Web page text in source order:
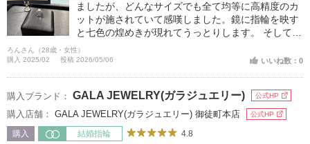
ましたが、どんなサイズでも全て均等に高精度のカ
ットが施されていて感嘆しました。鏡に指輪を映す
と七色の煌めきが現れてうっとりします。 そしてデ
ザインが大変魅力的です。中央の自前のダイヤの横
にダイヤを並べていただきましたが、2列になって
ような設計になっているため、全方位どこから見て
も煌めきが絶えません。 また着け心地にも感動しま
した。元々ジュエリー好きでしたが、ここまで指の
負担にならず滑らかな着け心地は初めてです。
ろんさん（28歳・女性）
購入 2025/02
投稿 2026/05/06 いいね数：0
購入ブランド： GALA JEWELRY(ガラジュエリー) 公式HP
購入店舗： GALA JEWELRY(ガラジュエリー) 御徒町本店 公式HP
購入 結婚指輪 4.8